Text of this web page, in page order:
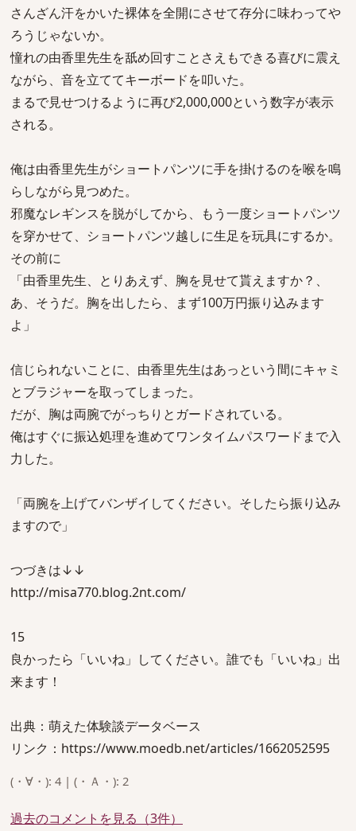
さんざん汗をかいた裸体を全開にさせて存分に味わってや
ろうじゃないか。
憧れの由香里先生を舐め回すことさえもできる喜びに震え
ながら、音を立ててキーボードを叩いた。
まるで見せつけるように再び2,000,000という数字が表示
される。
俺は由香里先生がショートパンツに手を掛けるのを喉を鳴
らしながら見つめた。
邪魔なレギンスを脱がしてから、もう一度ショートパンツ
を穿かせて、ショートパンツ越しに生足を玩具にするか。
その前に
「由香里先生、とりあえず、胸を見せて貰えますか？、
あ、そうだ。胸を出したら、まず100万円振り込みます
よ」
信じられないことに、由香里先生はあっという間にキャミ
とブラジャーを取ってしまった。
だが、胸は両腕でがっちりとガードされている。
俺はすぐに振込処理を進めてワンタイムパスワードまで入
力した。
「両腕を上げてバンザイしてください。そしたら振り込み
ますので」
つづきは↓↓
http://misa770.blog.2nt.com/
15
良かったら「いいね」してください。誰でも「いいね」出
来ます！
出典：萌えた体験談データベース
リンク：https://www.moedb.net/articles/1662052595
(・∀・): 4 | (・Ａ・): 2
過去のコメントを見る（3件）